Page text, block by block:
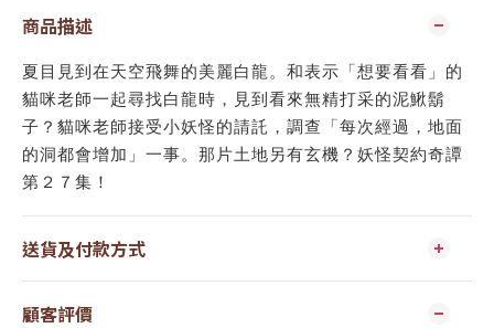
商品描述
夏目見到在天空飛舞的美麗白龍。和表示「想要看看」的
貓咪老師一起尋找白龍時，見到看來無精打采的泥鰍鬍
子？貓咪老師接受小妖怪的請託，調查「每次經過，地面
的洞都會增加」一事。那片土地另有玄機？妖怪契約奇譚
第２７集！
送貨及付款方式
顧客評價